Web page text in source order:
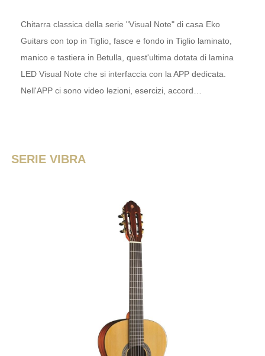
Chitarra classica della serie "Visual Note" di casa Eko
Guitars con top in Tiglio, fasce e fondo in Tiglio laminato,
manico e tastiera in Betulla, quest'ultima dotata di lamina
LED Visual Note che si interfaccia con la APP dedicata.
Nell'APP ci sono video lezioni, esercizi, accord…
SERIE VIBRA